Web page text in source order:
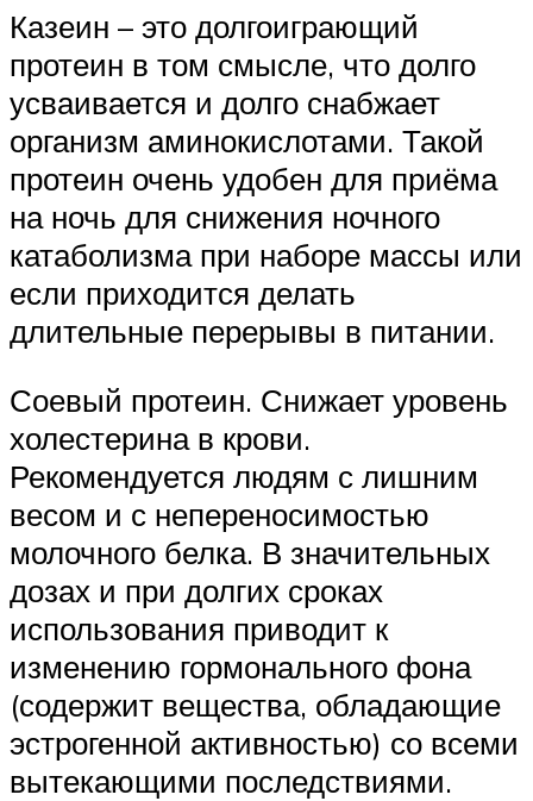
Казеин – это долгоиграющий
протеин в том смысле, что долго
усваивается и долго снабжает
организм аминокислотами. Такой
протеин очень удобен для приёма
на ночь для снижения ночного
катаболизма при наборе массы или
если приходится делать
длительные перерывы в питании.
Соевый протеин. Снижает уровень
холестерина в крови.
Рекомендуется людям с лишним
весом и с непереносимостью
молочного белка. В значительных
дозах и при долгих сроках
использования приводит к
изменению гормонального фона
(содержит вещества, обладающие
эстрогенной активностью) со всеми
вытекающими последствиями.